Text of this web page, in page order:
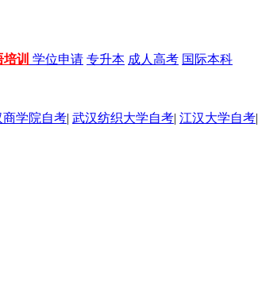
训 学位申请 专升本 成人高考 国际本科
商学院自考| 武汉纺织大学自考| 江汉大学自考|